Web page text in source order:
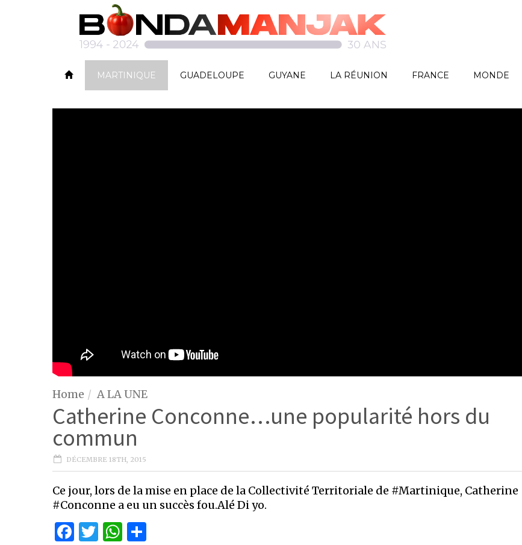
MARTINIQUE GUADELOUPE GUYANE LA RÉUNION FRANCE MONDE
Home A LA UNE
Catherine Conconne…une popularité hors du
commun
DÉCEMBRE 18TH, 2015
Ce jour, lors de la mise en place de la Collectivité Territoriale de #Martinique, Catherine
#Conconne a eu un succès fou.Alé Di yo.
Facebook
Twitter
WhatsApp